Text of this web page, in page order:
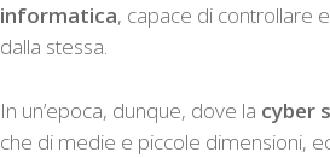
informatica, capace di controllare
dalla stessa.
In un’epoca, dunque, dove la cyber
che di medie e piccole dimensioni,